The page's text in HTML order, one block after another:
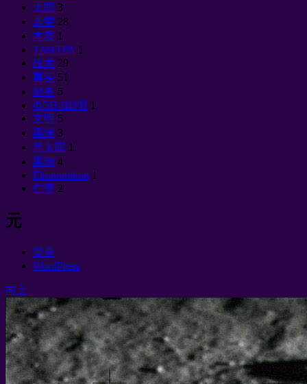
太阳 3
虚荣 28
本质 1
ТАНТРА 1
技术 29
事实 51
财务 5
ФЭН-ШУЙ 1
文明 5
黑洞 3
黑太阳 1
黑洞 4
Èkonomikon 1
仁贤 2
元
登录
WordPress
向上